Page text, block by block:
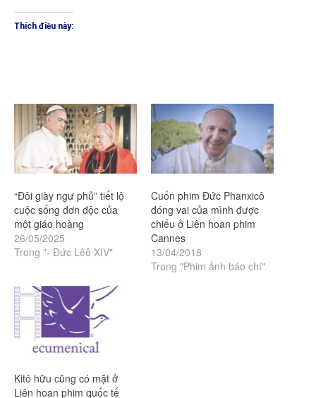
Thích điều này:
“Đôi giày ngư phủ” tiết lộ
cuộc sống đơn độc của
một giáo hoàng
26/05/2025
Trong "- Đức Lêô XIV"
Cuốn phim Đức Phanxicô
đóng vai của mình được
chiếu ở Liên hoan phim
Cannes
13/04/2018
Trong "Phim ảnh báo chí"
Kitô hữu cũng có mặt ở
Liên hoan phim quốc tế